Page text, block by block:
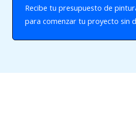
Recibe tu presupuesto de
para comenzar tu proyecto sin